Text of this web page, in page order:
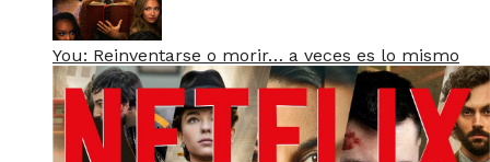
You: Reinventarse o morir… a veces es lo mismo